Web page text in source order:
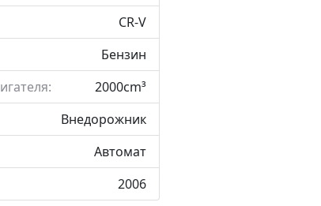
CR-V
Бензин
2000cm³
Внедорожник
Автомат
2006